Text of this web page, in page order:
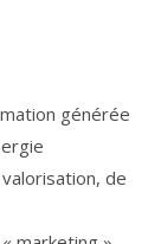
générée
de